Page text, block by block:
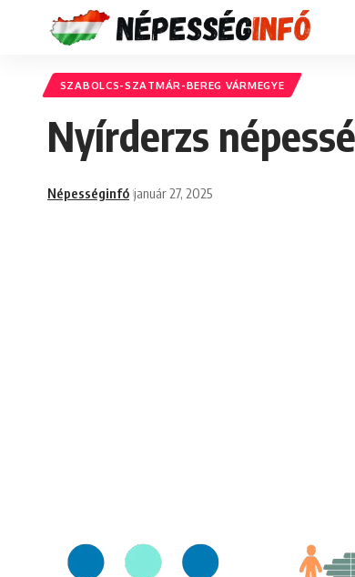
SZABOLCS-SZATMÁR-BEREG VÁRMEGYE
Nyírderzs
Népességinfó január 27, 2025